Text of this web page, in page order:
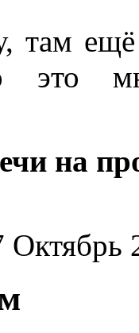
там ещё
это
на
Октябрь